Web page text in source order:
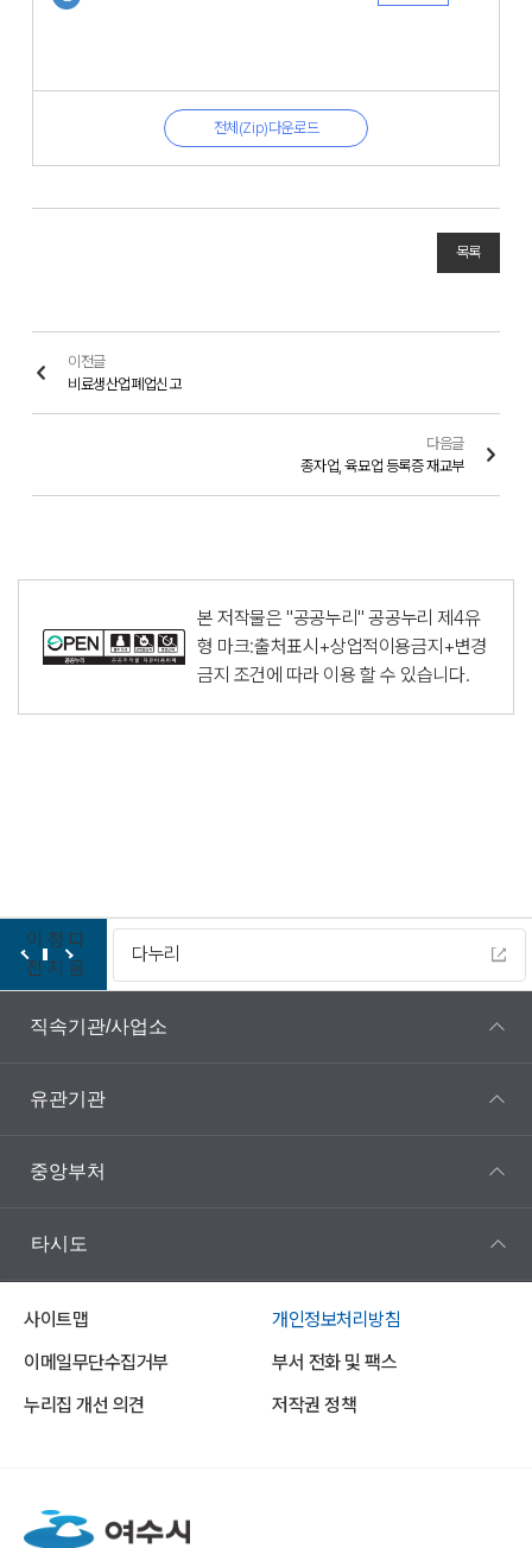
전체(Zip)다운로드
목록
이전글
비료생산업폐업신고
다음글
종자업, 육묘업 등록증 재교부
본 저작물은 "공공누리"공공누리 제4유
형 마크:출처표시+상업적이용금지+변경
금지 조건에 따라 이용 할 수 있습니다.
이
전
정
지
다
음
다누리
직속기관/사업소
유관기관
중앙부처
타시도
사이트맵
개인정보처리방침
이메일무단수집거부
부서 전화 및 팩스
누리집 개선 의견
저작권 정책